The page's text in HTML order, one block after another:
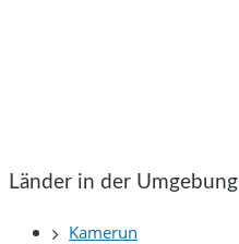
Länder in der Umgebung
Kamerun